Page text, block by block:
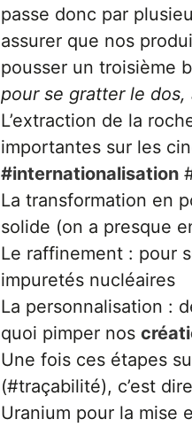
passe donc par
assurer que nos
pousser un troisième
pour se gratter le dos,
L’extraction de la
importantes sur les
#internationalisation
La transformation en
solide (on a presque
Le raffinement : pour
impuretés nucléaires
La personnalisation :
quoi pimper nos
Une fois ces étapes
(#traçabilité), c’est
Uranium pour la mise